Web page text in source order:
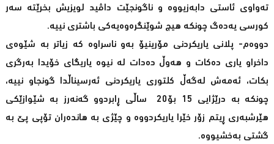
تەواوی ئاستی دابەزیووە و ناگونجێت داڤید لویزیش بخرێتە سەر
کورسی یەدەگ چونکە هیچ شوێنگرەوەیەکی باشتری نییە.
دووەم- پلانی یاریکردنی مۆرینیۆ بەو ناسراوە کە زیاتر بە شێوەی
داخراو یاری دەکات و هەوڵ دەدات لە نیوە یاریگای خۆیدا بەرگری
بکات، ئەمەش لەگەڵ کلتوری یاریکردنی ئەرسیناڵدا گونجاو نییە،
چونکە بە درێژایی 15 بۆ20 ساڵی ڕابردوو گەنەرز بە شێوازێکی
هێرشبەری ڕیتم زۆر خێرا یاریکردووە و چێژی بە هاندەران تۆپی پێ بە
گشتی بەخشیووە.